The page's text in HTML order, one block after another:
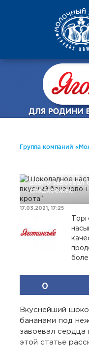
Группа компаний
крота”
бананами под
давно завоевал
сладкоежек.
17.03.2021, 17:25
0
Вкуснейший
бананами под
завоевал сердца
этой статье